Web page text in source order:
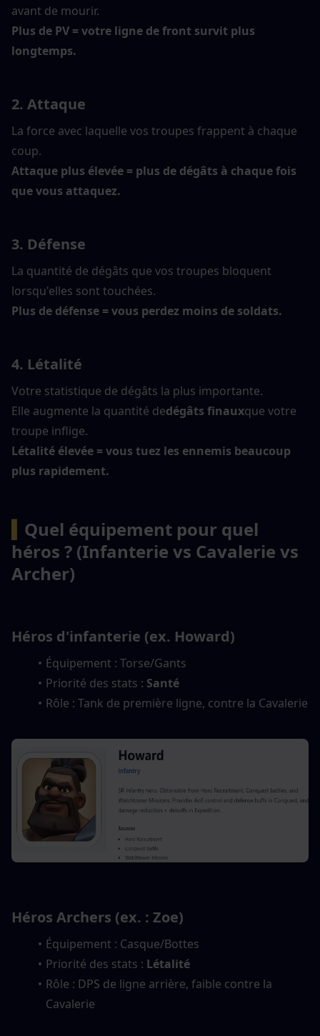
avant de mourir.
Plus de PV = votre ligne de front survit plus
longtemps.
2. Attaque
La force avec laquelle vos troupes frappent à chaque
coup.
Attaque plus élevée = plus de dégâts à chaque fois
que vous attaquez.
3. Défense
La quantité de dégâts que vos troupes bloquent
lorsqu'elles sont touchées.
Plus de défense = vous perdez moins de soldats.
4. Létalité
Votre statistique de dégâts la plus importante.
Elle augmente la quantité dedégâts finauxque votre
troupe inflige.
Létalité élevée = vous tuez les ennemis beaucoup
plus rapidement.
Quel équipement pour quel
héros ? (Infanterie vs Cavalerie vs
Archer)
Héros d'infanterie (ex. Howard)
Équipement : Torse/Gants
Priorité des stats : Santé
Rôle : Tank de première ligne, contre la Cavalerie
Héros Archers (ex. : Zoe)
Équipement : Casque/Bottes
Priorité des stats : Létalité
Rôle : DPS de ligne arrière, faible contre la
Cavalerie